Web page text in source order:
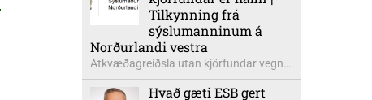
formaður Kvenfélags
Bólstaðarhlíðarhrepps og Guðrún á
Auðkúlu formaður Kvenfélags
Svínavatnshrepps. Afhentu þær
Sigurlaugu Þóru gjafabréf að upphæð
Tilkynning frá
sýslumanninum á
Norðurlandi vestra
Atkvæðagreiðsla utan kjörfundar vegna
þjóðaratkvæðagreiðslu um
aðildarviðræður við ESB er hafin. Greiða
Hvað gæti ESB gert